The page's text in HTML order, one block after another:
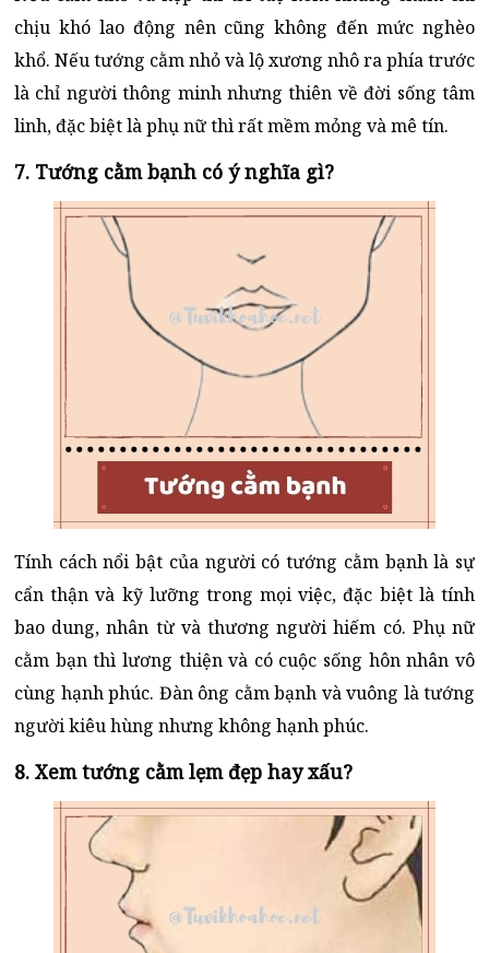
chịu khó lao động nên cũng không đến mức nghèo
khổ. Nếu tướng cằm nhỏ và lộ xương nhô ra phía trước
là chỉ người thông minh nhưng thiên về đời sống tâm
linh, đặc biệt là phụ nữ thì rất mềm mỏng và mê tín.
7. Tướng cằm bạnh có ý nghĩa gì?
Tính cách nổi bật của người có tướng cằm bạnh là sự
cẩn thận và kỹ lưỡng trong mọi việc, đặc biệt là tính
bao dung, nhân từ và thương người hiếm có. Phụ nữ
cằm bạn thì lương thiện và có cuộc sống hôn nhân vô
cùng hạnh phúc. Đàn ông cằm bạnh và vuông là tướng
người kiêu hùng nhưng không hạnh phúc.
8. Xem tướng cằm lẹm đẹp hay xấu?